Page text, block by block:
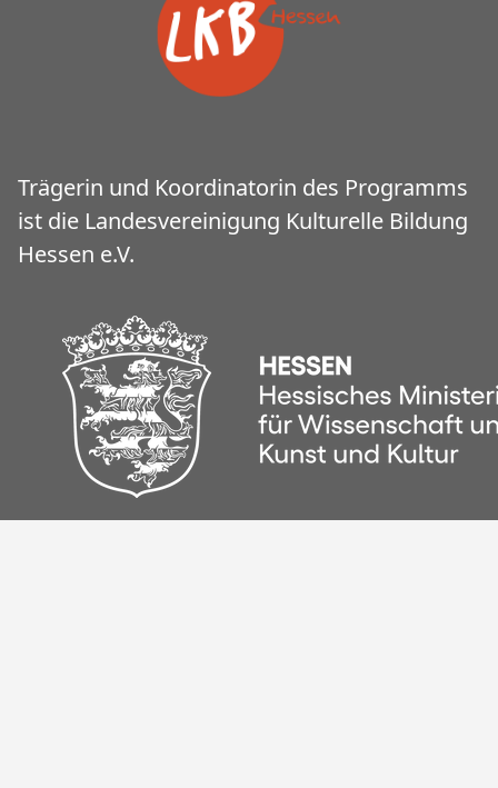
Trägerin und Koordinatorin des Programms
ist die Landesvereinigung Kulturelle Bildung
Hessen e.V.